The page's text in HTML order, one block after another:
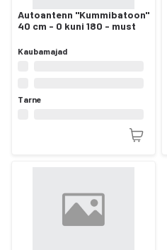
Autoantenn "Kummibatoon"
40 cm - 0 kuni 180 - must
Kaubamajad
Tarne